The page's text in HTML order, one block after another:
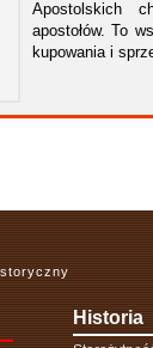
Apostolskich
apostołów. To
kupowania i
Historia